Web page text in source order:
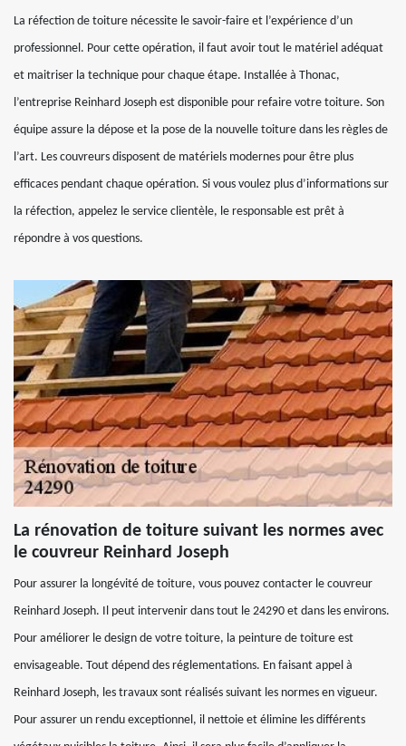
La réfection de toiture nécessite le savoir-faire et l’expérience d’un
professionnel. Pour cette opération, il faut avoir tout le matériel adéquat
et maitriser la technique pour chaque étape. Installée à Thonac,
l’entreprise Reinhard Joseph est disponible pour refaire votre toiture. Son
équipe assure la dépose et la pose de la nouvelle toiture dans les règles de
l’art. Les couvreurs disposent de matériels modernes pour être plus
efficaces pendant chaque opération. Si vous voulez plus d’informations sur
la réfection, appelez le service clientèle, le responsable est prêt à
répondre à vos questions.
La rénovation de toiture suivant les normes avec
le couvreur Reinhard Joseph
Pour assurer la longévité de toiture, vous pouvez contacter le couvreur
Reinhard Joseph. Il peut intervenir dans tout le 24290 et dans les environs.
Pour améliorer le design de votre toiture, la peinture de toiture est
envisageable. Tout dépend des réglementations. En faisant appel à
Reinhard Joseph, les travaux sont réalisés suivant les normes en vigueur.
Pour assurer un rendu exceptionnel, il nettoie et élimine les différents